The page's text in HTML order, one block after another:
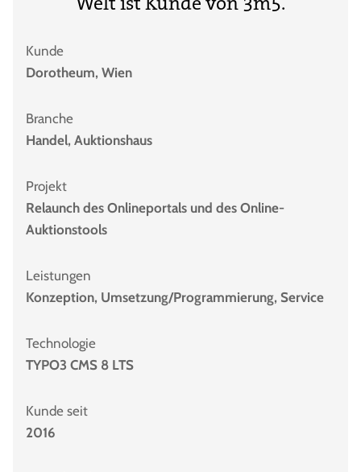
Kunde
Dorotheum, Wien
Branche
Handel, Auktionshaus
Projekt
Relaunch des Onlineportals und des Online-
Auktionstools
Leistungen
Konzeption, Umsetzung/Programmierung, Service
Technologie
TYPO3 CMS 8 LTS
Kunde seit
2016